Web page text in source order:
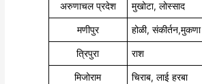
अरुणाचल प्रदेश मुखोटा, लोस्साद
मणीपुर होळी, संकीर्तन,मुकणा
त्रिपुरा राश
मिजोराम चिराब, लाई हरबा